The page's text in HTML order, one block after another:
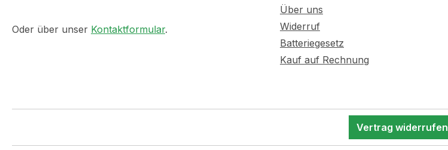
Oder über unser Kontaktformular.
Über uns
Widerruf
Batteriegesetz
Kauf auf Rechnung
Vertrag widerrufen